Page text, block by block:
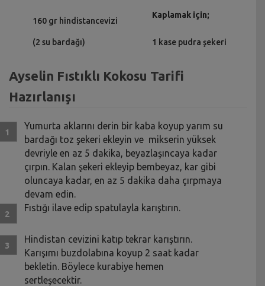
160 gr hindistancevizi
(2 su bardağı)
Kaplamak için;
1 kase pudra şekeri
Ayselin Fıstıklı Kokosu Tarifi
Hazırlanışı
Yumurta aklarını derin bir kaba koyup yarım su
bardağı toz şekeri ekleyin ve mikserin yüksek
devriyle en az 5 dakika, beyazlaşıncaya kadar
çırpın. Kalan şekeri ekleyip bembeyaz, kar gibi
oluncaya kadar, en az 5 dakika daha çırpmaya
devam edin.
Fıstığı ilave edip spatulayla karıştırın.
Hindistan cevizini katıp tekrar karıştırın.
Karışımı buzdolabına koyup 2 saat kadar
bekletin. Böylece kurabiye hemen
sertleşecektir.